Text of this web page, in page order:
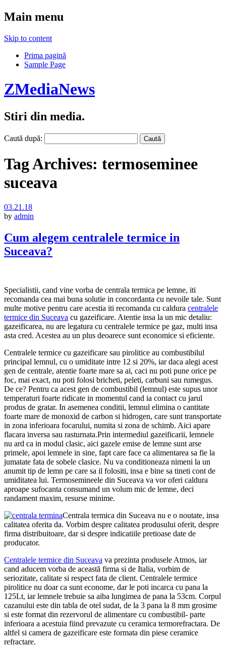
Main menu
Skip to content
Prima pagină
Sample Page
ZMediaNews
Stiri din media.
Caută după:
Tag Archives: termoseminee
suceava
03.21.18
by admin
Cum alegem centralele termice in
Suceava?
Specialistii, cand vine vorba de centrala termica pe lemne, iti
recomanda cea mai buna solutie in concordanta cu nevoile tale. Sunt
multe motive pentru care acestia iti recomanda cu caldura centralele
termice din Suceava cu gazeificare. Atentie insa la un mic detaliu:
gazeificarea, nu are legatura cu centralele termice pe gaz, multi insa
asta cred. Acestea au un plus deoarece sunt economice si eficiente.
Centralele termice cu gazeificare sau pirolitice au combustibilul
principal lemnul, cu o umiditate intre 12 si 20%, iar daca alegi acest
gen de centrale, atentie foarte mare sa ai, caci nu poti pune orice pe
foc, mai exact, nu poti folosi bricheti, peleti, carbuni sau rumegus.
De ce? Pentru ca acest gen de combustibil (lemnul) este supus unor
temperaturi foarte ridicate in momentul cand ia contact cu jarul
produs de gratar. In asemenea conditii, lemnul elimina o cantitate
foarte mare de monoxid de carbon si hidrogen, care sunt transportate
in zona inferioara focarului, numita si zona de schimb. Aici apare
flacara inversa sau rasturnata.Prin intermediul gazeificarii, lemnele
nu ard ca in modul clasic, aici gazele emise de lemne sunt arse
primele, apoi lemnele in sine, fapt care face ca alimentarea sa fie la
jumatate fata de sobele clasice. Nu va conditioneaza nimeni la un
anumit tip de lemn pe care sa il folositi, insa e bine sa tineti cont de
umiditatea lui. Termosemineele din Suceava va vor oferi caldura
aproape sufocanta consumand un volum mic de lemne, deci
randament maxim, resurse minime.
Centrala termica din Suceava nu e o noutate, insa
calitatea oferita da. Vorbim despre calitatea produsului oferit, despre
firma distribuitoare, dar si despre indicatiile pretioase date de
producator.
Centralele termice din Suceava va prezinta produsele Atmos, iar
cand aducem vorba de această firma si de Italia, vorbim de
seriozitate, calitate si respect fata de client. Centralele termice
pirolitice nu doar ca sunt econome, dar le poti incarca cu pana la
125Lt, iar lemnele trebuie sa aiba lungimea de pana la 53cm. Corpul
cazanului este din tabla de otel sudat, de la 3 pana la 8 mm grosime
si este format din rezervorul de alimentare cu combustibil- parte
inferioara a acestuia fiind prevazute cu ceramica termorefractara. De
altfel si camera de gazeificare este formata din piese ceramice
refractare.